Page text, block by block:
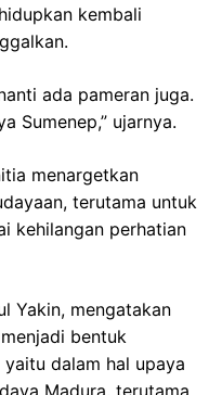
kembali
ada pameran juga.
Sumenep,” ujarnya.
menargetkan
terutama untuk
kehilangan perhatian
Yakin, mengatakan
bentuk
dalam hal upaya
Madura, terutama